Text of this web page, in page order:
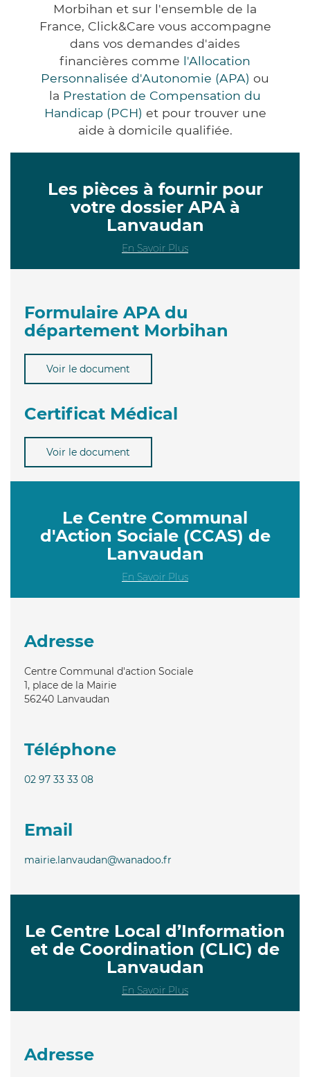
Morbihan et sur l'ensemble de la
France, Click&Care vous accompagne
dans vos demandes d'aides
financières comme l'Allocation
Personnalisée d'Autonomie (APA) ou
la Prestation de Compensation du
Handicap (PCH) et pour trouver une
aide à domicile qualifiée.
Les pièces à fournir pour
votre dossier APA à
Lanvaudan
En Savoir Plus
Formulaire APA du
département Morbihan
Voir le document
Certificat Médical
Voir le document
Le Centre Communal
d'Action Sociale (CCAS) de
Lanvaudan
En Savoir Plus
Adresse
Centre Communal d'action Sociale
1, place de la Mairie
56240 Lanvaudan
Téléphone
02 97 33 33 08
Email
mairie.lanvaudan@wanadoo.fr
Le Centre Local d’Information
et de Coordination (CLIC) de
Lanvaudan
En Savoir Plus
Adresse